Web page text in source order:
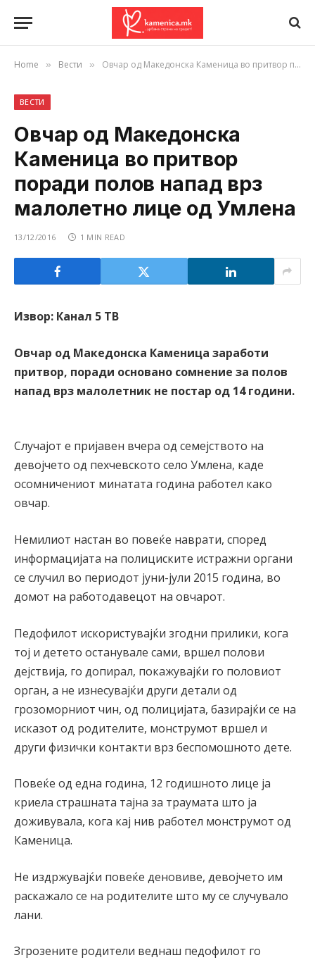
Home » Вести » Овчар од Македонска Каменица во притвор поради полов напад врз малолетно лице од Умлена
ВЕСТИ
Овчар од Македонска
Каменица во притвор
поради полов напад врз
малолетно лице од Умлена
13/12/2016 1 MIN READ
Извор: Канал 5 ТВ
Овчар од Македонска Каменица заработи
притвор, поради основано сомнение за полов
напад врз малолетник не постар од 14 години.
Случајот е пријавен вчера од семејството на
девојчето од пехчевското село Умлена, каде
осомничениот минатата година работел како
овчар.
Немилиот настан во повеќе наврати, според
информацијата на полициските истражни органи
се случил во периодот јуни-јули 2015 година, во
домот на работодавецот на овчарот.
Педофилот искористувајќи згодни прилики, кога
тој и детето останувале сами, вршел полови
дејствија, го допирал, покажувајќи го половиот
орган, а не изнесувајќи други детали од
грозоморниот чин, од полицијата, базирајќи се на
исказот од родителите, монструмот вршел и
други физички контакти врз беспомошното дете.
Повеќе од една година, 12 годишното лице ја
криела страшната тајна за траумата што ја
доживувала, кога кај нив работел монструмот од
Каменица.
Не издржувајќи повеќе деновиве, девојчето им
раскажало се на родителите што му се случувало
лани.
Згрозените родители веднаш педофилот го